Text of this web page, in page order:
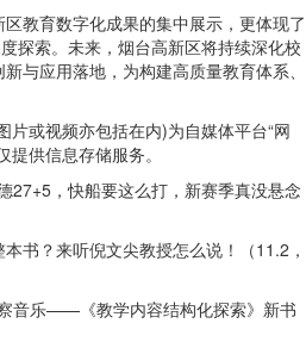
教育数字化成果的集中展示，更体现了
探索。未来，烟台高新区将持续深化校
与应用落地，为构建高质量教育体系、
或视频亦包括在内)为自媒体平台“网
供信息存储服务。
，快船要这么打，新赛季真没悬念
？来听倪文尖教授怎么说！（11.2，
音乐——《教学内容结构化探索》新书